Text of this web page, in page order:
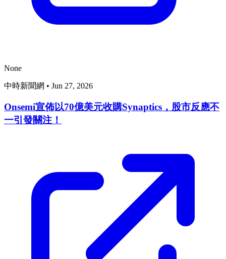
None
中時新聞網 • Jun 27, 2026
Onsemi宣佈以70億美元收購Synaptics，股市反應不
一引發關注！